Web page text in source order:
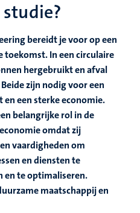
bereidt je voor op een
toekomst. In een circulaire
hergebruikt en afval
zijn nodig voor een
een sterke economie.
belangrijke rol in de
omdat zij
vaardigheden om
en diensten te
te optimaliseren.
maatschappij en